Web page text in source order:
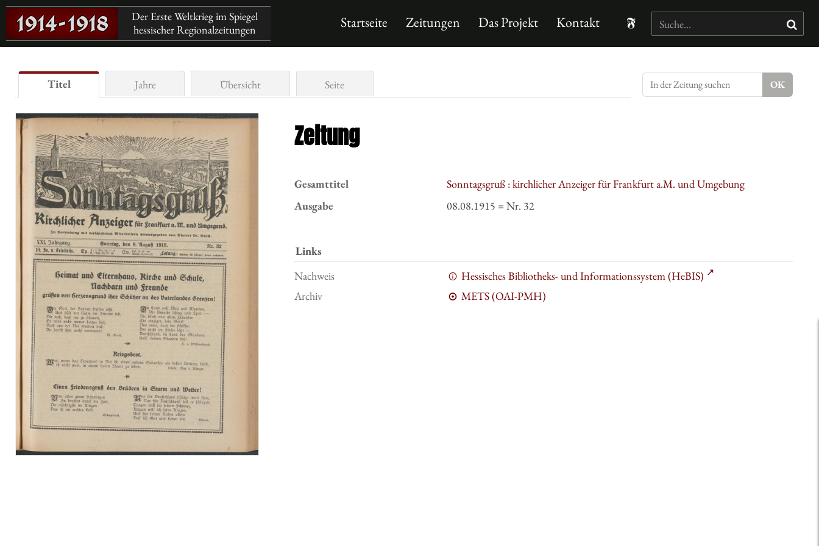
Der Erste Weltkrieg im Spiegel
hessischer Regionalzeitungen
Startseite Zeitungen Das Projekt Kontakt
Titel Jahre Übersicht Seite
Zeitung
Gesamttitel
Sonntagsgruß : kirchlicher Anzeiger für Frankfurt a.M. und Umgebung
Ausgabe
08.08.1915 = Nr. 32
Links
Nachweis
Hessisches Bibliotheks- und Informationssystem (HeBIS)
Archiv
METS (OAI-PMH)